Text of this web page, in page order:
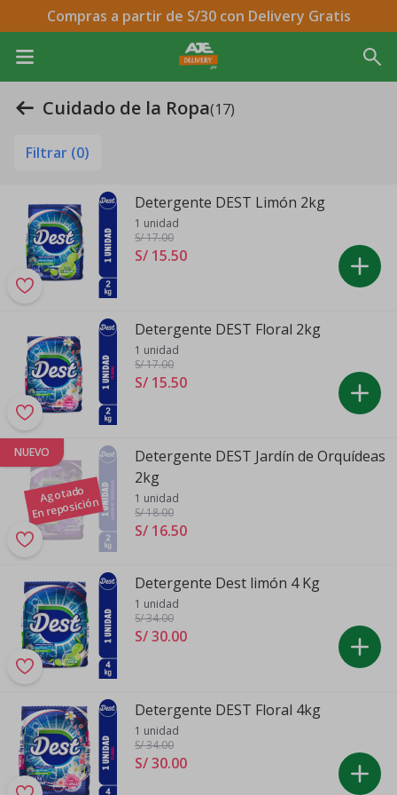
Compras a partir de S/30 con Delivery Gratis
Cuidado de la Ropa(17)
Filtrar (0)
Detergente DEST Limón 2kg
1 unidad
S/ 17.00
S/ 15.50
Detergente DEST Floral 2kg
1 unidad
S/ 17.00
S/ 15.50
Agotado
En reposición
NUEVO
Detergente DEST Jardín de Orquídeas
2kg
1 unidad
S/ 18.00
S/ 16.50
Detergente Dest limón 4 Kg
1 unidad
S/ 34.00
S/ 30.00
Detergente DEST Floral 4kg
1 unidad
S/ 34.00
S/ 30.00